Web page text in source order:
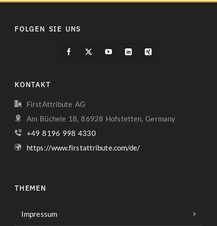
FOLGEN SIE UNS
KONTAKT
FirstAttribute AG
Am Büchele 18, 86928 Hofstetten, Germany
+49 8196 998 4330
https://www.firstattribute.com/de/
THEMEN
Impressum